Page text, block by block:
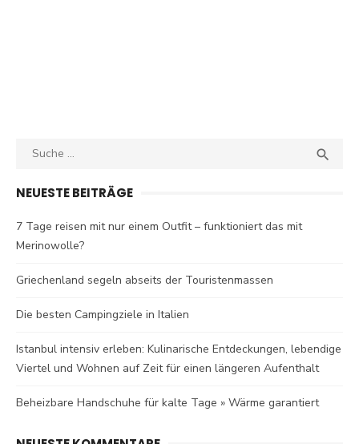
Search

NEUESTE BEITRÄGE
7 Tage reisen mit nur einem Outfit – funktioniert das mit
Merinowolle?
Griechenland segeln abseits der Touristenmassen
Die besten Campingziele in Italien
Istanbul intensiv erleben: Kulinarische Entdeckungen, lebendige
Viertel und Wohnen auf Zeit für einen längeren Aufenthalt
Beheizbare Handschuhe für kalte Tage » Wärme garantiert